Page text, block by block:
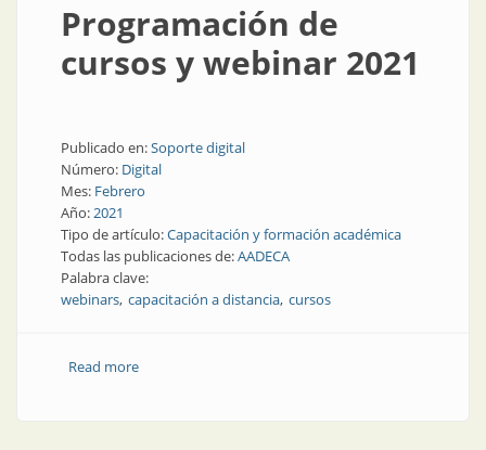
Programación de
cursos y webinar 2021
Publicado en:Soporte digital
Número: Digital
Mes: Febrero
Año:2021
Tipo de artículo:Capacitación y formación académica
Todas las publicaciones de:AADECA
Palabra clave:
webinars capacitación a distancia cursos
Read moreabout Programación de cursos y webinar 2021